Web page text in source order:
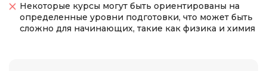
Некоторые курсы могут быть ориентированы на
определенные уровни подготовки, что может быть
сложно для начинающих, такие как физика и химия